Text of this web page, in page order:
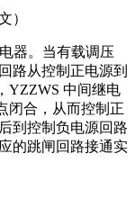
）
器。当有载调压
路从控制正电源到
YZZWS 中间继电
闭合，从而控制正
到控制负电源回路
的跳闸回路接通实